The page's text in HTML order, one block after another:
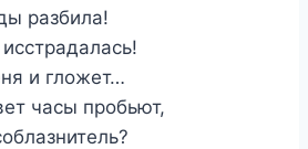
разбила!
и гложет…
часы пробьют,